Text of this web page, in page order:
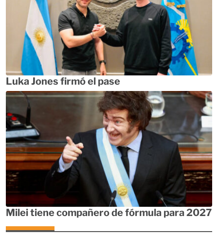
Luka Jones firmó el pase
Milei tiene compañero de fórmula para 2027